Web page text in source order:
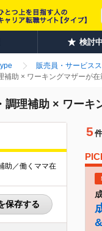
検討
販売員・サービス
補助 × ワーキングマザーが
調理補助 × ワーキ
助／働くママ在
保存する
5